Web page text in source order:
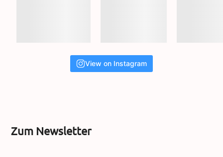
View on Instagram
Zum Newsletter